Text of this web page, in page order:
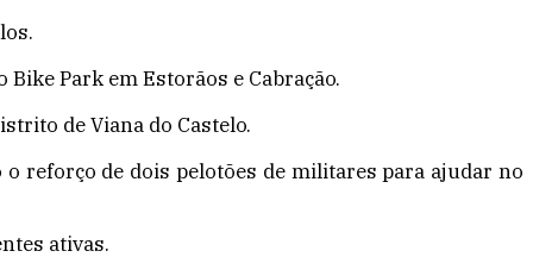
Park em Estorãos e Cabração.
de Viana do Castelo.
reforço de dois pelotões de militares para ajudar no
ativas.